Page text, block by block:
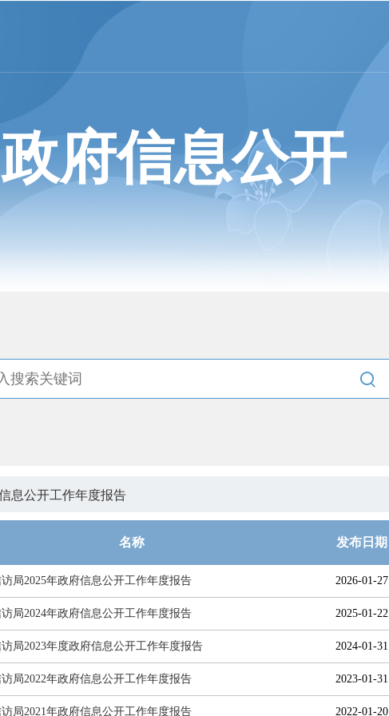
政府信息公开

息公开工作年度报告
名称 发布日期
局2025年政府信息公开工作年度报告 2026-01-27
局2024年政府信息公开工作年度报告 2025-01-22
局2023年度政府信息公开工作年度报告 2024-01-31
局2022年政府信息公开工作年度报告 2023-01-31
局2021年政府信息公开工作年度报告 2022-01-20